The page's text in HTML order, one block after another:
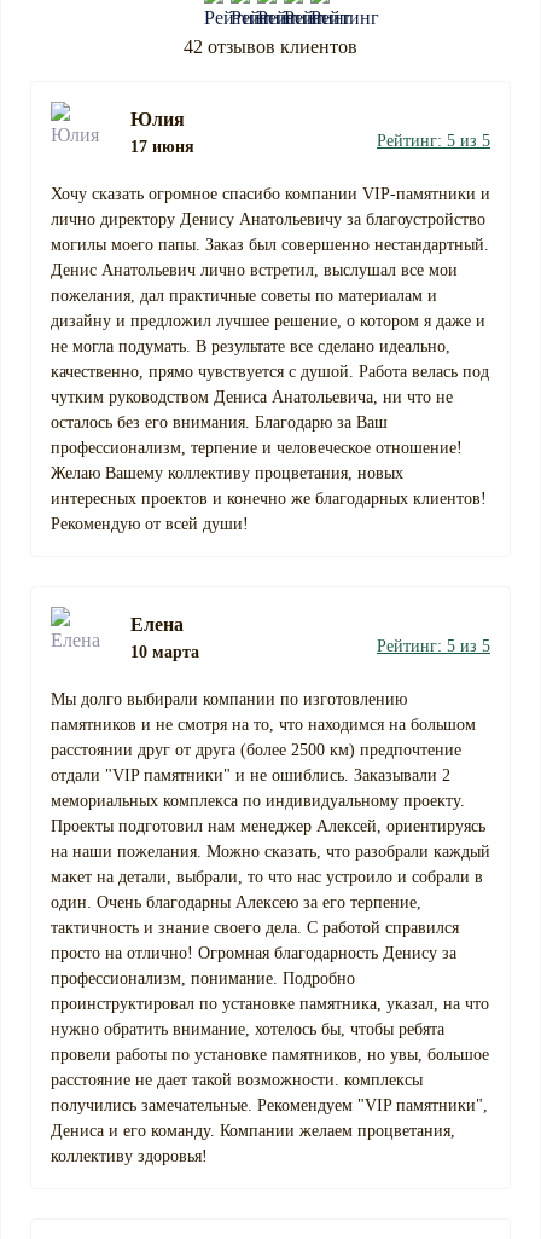
42 отзывов клиентов
Юлия
17 июня Рейтинг: 5 из 5
Хочу сказать огромное спасибо компании VIP-памятники и
лично директору Денису Анатольевичу за благоустройство
могилы моего папы. Заказ был совершенно нестандартный.
Денис Анатольевич лично встретил, выслушал все мои
пожелания, дал практичные советы по материалам и
дизайну и предложил лучшее решение, о котором я даже и
не могла подумать. В результате все сделано идеально,
качественно, прямо чувствуется с душой. Работа велась под
чутким руководством Дениса Анатольевича, ни что не
осталось без его внимания. Благодарю за Ваш
профессионализм, терпение и человеческое отношение!
Желаю Вашему коллективу процветания, новых
интересных проектов и конечно же благодарных клиентов!
Рекомендую от всей души!
Елена
10 марта Рейтинг: 5 из 5
Мы долго выбирали компании по изготовлению
памятников и не смотря на то, что находимся на большом
расстоянии друг от друга (более 2500 км) предпочтение
отдали "VIP памятники" и не ошиблись. Заказывали 2
мемориальных комплекса по индивидуальному проекту.
Проекты подготовил нам менеджер Алексей, ориентируясь
на наши пожелания. Можно сказать, что разобрали каждый
макет на детали, выбрали, то что нас устроило и собрали в
один. Очень благодарны Алексею за его терпение,
тактичность и знание своего дела. С работой справился
просто на отлично! Огромная благодарность Денису за
профессионализм, понимание. Подробно
проинструктировал по установке памятника, указал, на что
нужно обратить внимание, хотелось бы, чтобы ребята
провели работы по установке памятников, но увы, большое
расстояние не дает такой возможности. комплексы
получились замечательные. Рекомендуем "VIP памятники",
Дениса и его команду. Компании желаем процветания,
коллективу здоровья!